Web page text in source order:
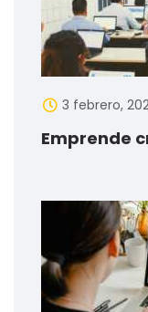
3 febrero,
Emprende